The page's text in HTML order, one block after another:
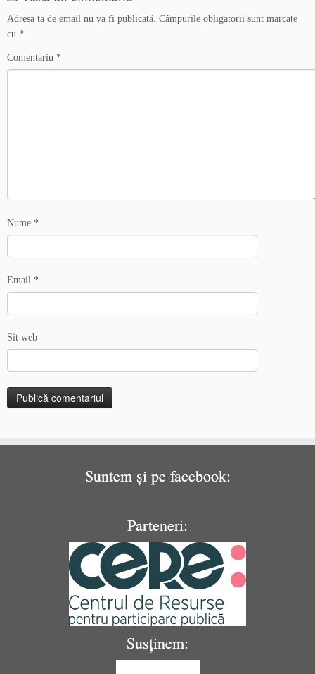
Adresa ta de email nu va fi publicată. Câmpurile obligatorii sunt marcate
cu *
Comentariu *
Nume *
Email *
Sit web
Suntem și pe facebook:
Parteneri:
Susținem: